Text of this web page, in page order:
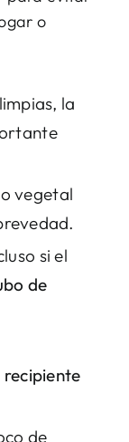
o
la
vegetal
si el
de
recipiente
de